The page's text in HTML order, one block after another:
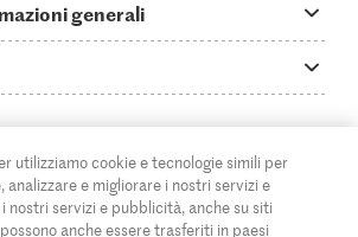
veloci
generali
Migros
utilizziamo cookie e tecnologie simili per
analizzare e migliorare i nostri servizi e
nostri servizi e pubblicità, anche su siti
anche essere trasferiti in paesi